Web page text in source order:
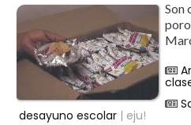
Son
desayuno escolar | eju!